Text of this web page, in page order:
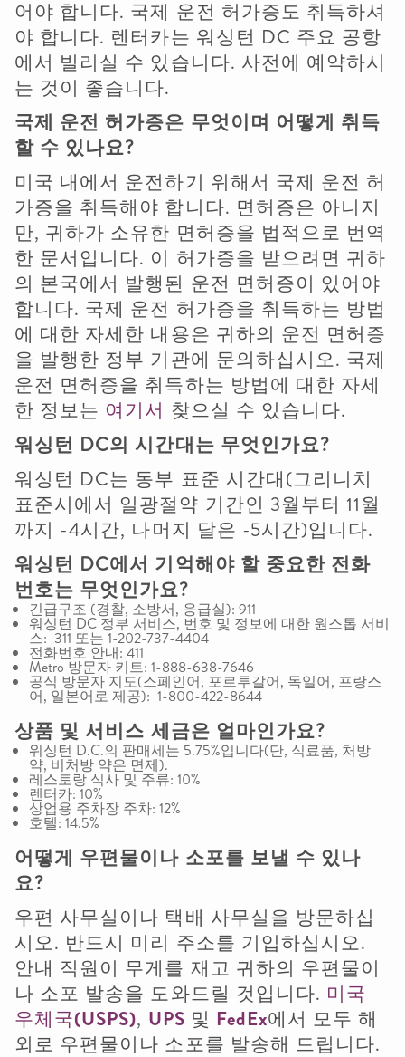
어야 합니다. 국제 운전 허가증도 취득하셔
야 합니다. 렌터카는 워싱턴 DC 주요 공항
에서 빌리실 수 있습니다. 사전에 예약하시
는 것이 좋습니다.
국제 운전 허가증은 무엇이며 어떻게 취득
할 수 있나요?
미국 내에서 운전하기 위해서 국제 운전 허
가증을 취득해야 합니다. 면허증은 아니지
만, 귀하가 소유한 면허증을 법적으로 번역
한 문서입니다. 이 허가증을 받으려면 귀하
의 본국에서 발행된 운전 면허증이 있어야
합니다. 국제 운전 허가증을 취득하는 방법
에 대한 자세한 내용은 귀하의 운전 면허증
을 발행한 정부 기관에 문의하십시오. 국제
운전 면허증을 취득하는 방법에 대한 자세
한 정보는 여기서 찾으실 수 있습니다.
워싱턴 DC의 시간대는 무엇인가요?
워싱턴 DC는 동부 표준 시간대(그리니치
표준시에서 일광절약 기간인 3월부터 11월
까지 -4시간, 나머지 달은 -5시간)입니다.
워싱턴 DC에서 기억해야 할 중요한 전화
번호는 무엇인가요?
긴급구조 (경찰, 소방서, 응급실): 911
워싱턴 DC 정부 서비스, 번호 및 정보에 대한 원스톱 서비
스: 311 또는 1-202-737-4404
전화번호 안내: 411
Metro 방문자 키트: 1-888-638-7646
공식 방문자 지도(스페인어, 포르투갈어, 독일어, 프랑스
어, 일본어로 제공): 1-800-422-8644
상품 및 서비스 세금은 얼마인가요?
워싱턴 D.C.의 판매세는 5.75%입니다(단, 식료품, 처방
약, 비처방 약은 면제).
레스토랑 식사 및 주류: 10%
렌터카: 10%
상업용 주차장 주차: 12%
호텔: 14.5%
어떻게 우편물이나 소포를 보낼 수 있나
요?
우편 사무실이나 택배 사무실을 방문하십
시오. 반드시 미리 주소를 기입하십시오.
안내 직원이 무게를 재고 귀하의 우편물이
나 소포 발송을 도와드릴 것입니다. 미국
우체국(USPS), UPS 및 FedEx에서 모두 해
외로 우편물이나 소포를 발송해 드립니다.